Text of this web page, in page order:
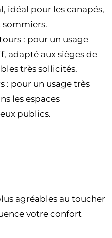
idéal pour les canapés,
sommiers.
: pour un usage
adapté aux sièges de
très sollicités.
: pour un usage très
les espaces
publics.
agréables au toucher
votre confort